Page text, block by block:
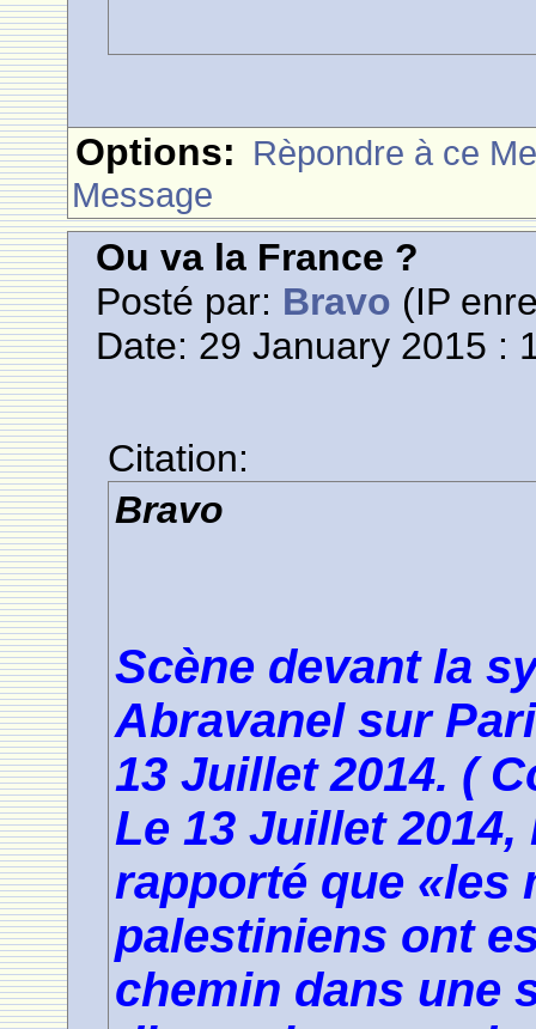
Options: Rèpondre à ce
Message
Ou va la France ?
Posté par: Bravo (IP
Date: 29 January 2015 :
Citation:
Bravo
Scène devant la
Abravanel sur
13 Juillet 2014. (
Le 13 Juillet
rapporté que «les
palestiniens ont
chemin dans une